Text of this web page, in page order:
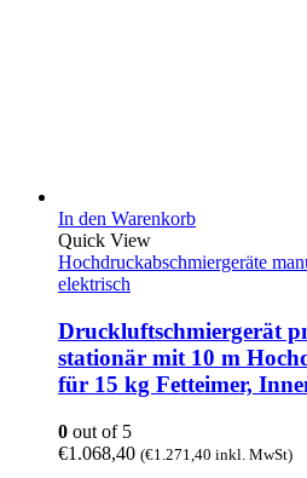
In den Warenkorb
Quick View
Hochdruckabschmiergeräte
elektrisch
Druckluftschmiergerät
stationär mit 10 m
für 15 kg Fetteimer,
0 out of 5
€1.068,40 (€1.271,40 inkl. MwSt)